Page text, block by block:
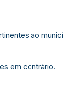
ao
em contrário.